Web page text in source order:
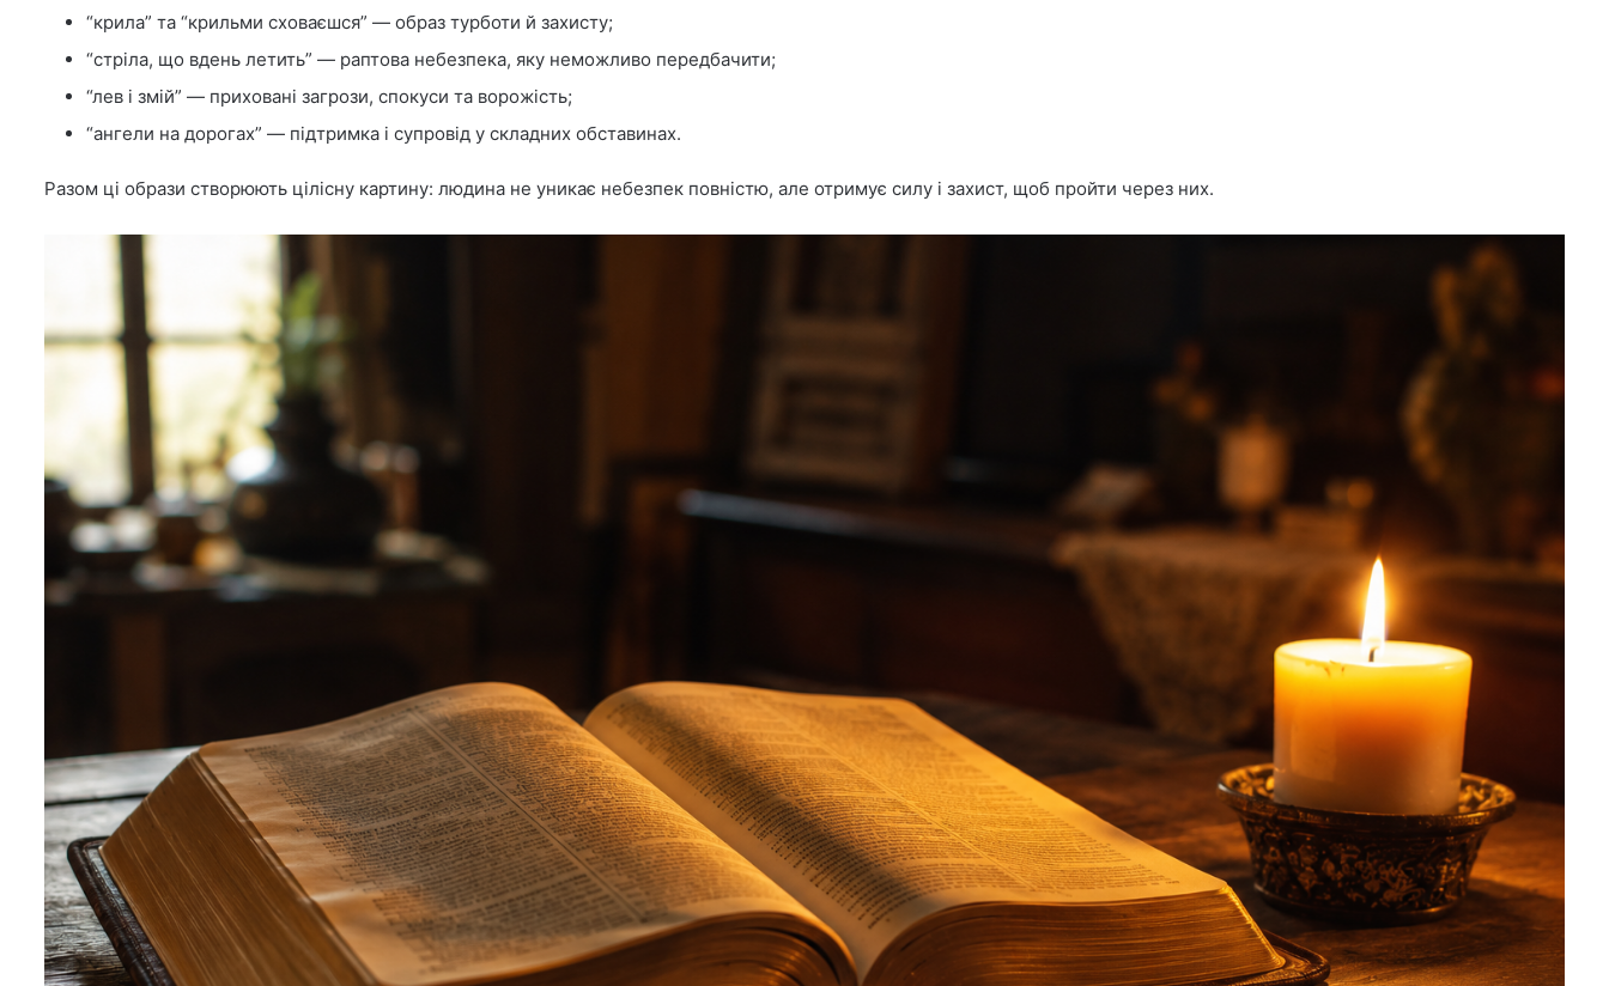
“крила” та “крильми сховаєшся” — образ турботи й захисту;
“стріла, що вдень летить” — раптова небезпека, яку неможливо передбачити;
“лев і змій” — приховані загрози, спокуси та ворожість;
“ангели на дорогах” — підтримка і супровід у складних обставинах.
Разом ці образи створюють цілісну картину: людина не уникає небезпек повністю, але отримує силу і захист, щоб пройти через них.